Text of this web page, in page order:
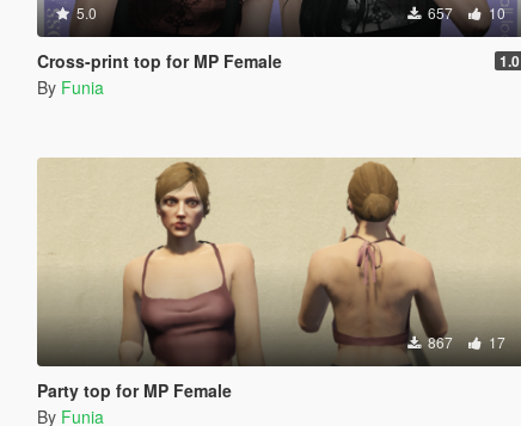
5.0 657 10
Cross-print top for MP Female 1.0
By Funia
867 17
Party top for MP Female
By Funia